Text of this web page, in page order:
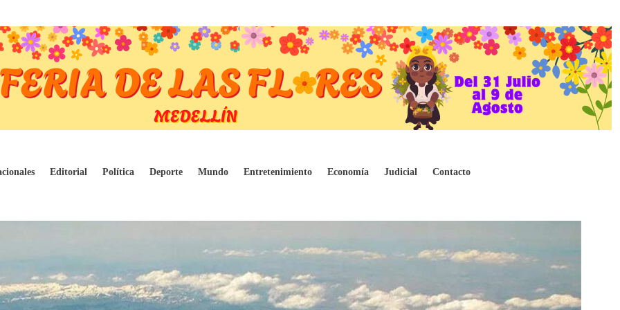
Editorial Política Deporte Mundo Entretenimiento Economía Judicial Contacto